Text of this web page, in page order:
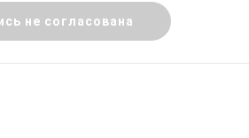
не согласована